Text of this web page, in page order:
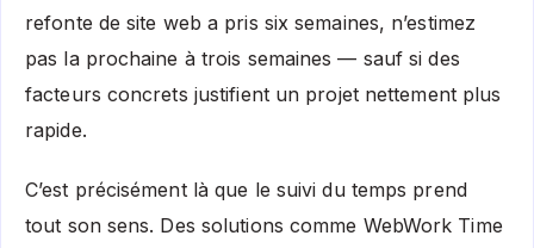
refonte de site web a pris six semaines, n’estimez
pas la prochaine à trois semaines — sauf si des
facteurs concrets justifient un projet nettement plus
rapide.
C’est précisément là que le suivi du temps prend
tout son sens. Des solutions comme WebWork Time